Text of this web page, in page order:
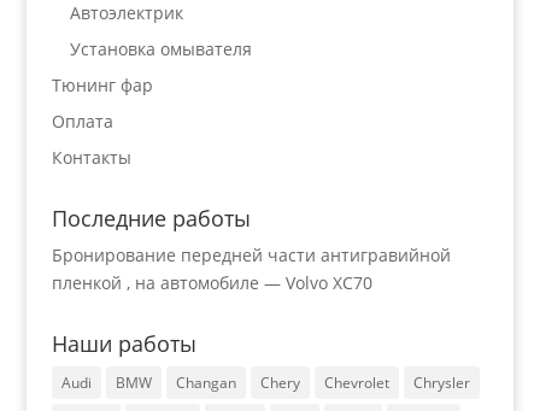
Автоэлектрик
Установка омывателя
Тюнинг фар
Оплата
Контакты
Последние работы
Бронирование передней части антигравийной
пленкой , на автомобиле — Volvo XC70
Наши работы
Audi BMW Changan Chery Chevrolet
Chrysler